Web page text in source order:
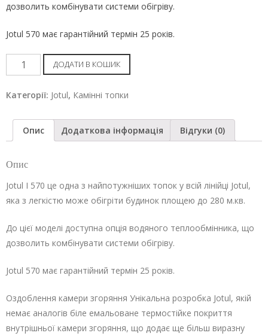
дозволить комбінувати системи обігріву.
Jotul 570 має гарантійний термін 25 років.
Камінна
топка
Jotul
570
FLAT
ДОДАТИ В КОШИК
Категорії: Jotul, Камінні топки
Опис Додаткова інформація Відгуки (0)
Опис
Jotul I 570 це одна з найпотужніших топок у всій лінійці Jotul,
яка з легкістю може обігріти будинок площею до 280 м.кв.
До цієї моделі доступна опція водяного теплообмінника, що
дозволить комбінувати системи обігріву.
Jotul 570 має гарантійний термін 25 років.
Оздоблення камери згоряння Унікальна розробка Jotul, якій
немає аналогів біле емальоване термостійке покриття
внутрішньої камери згоряння, що додає ще більш виразну